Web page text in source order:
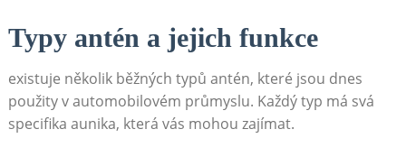
Typy antén a jejich⁣ funkce
existuje několik běžných⁤ typů antén, které jsou dnes
použity v automobilovém průmyslu. Každý⁣ typ má svá
specifika aunika, která vás mohou zajímat.